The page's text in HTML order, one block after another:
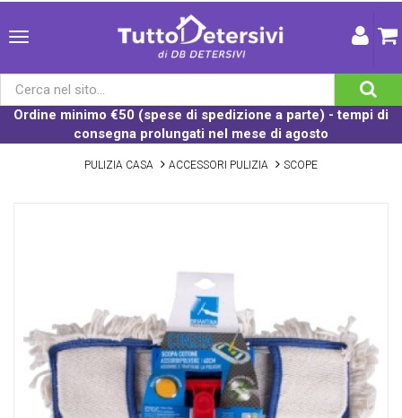
Ordine minimo €50 (spese di spedizione a parte) - tempi di
consegna prolungati nel mese di agosto
PULIZIA CASA ACCESSORI PULIZIA SCOPE